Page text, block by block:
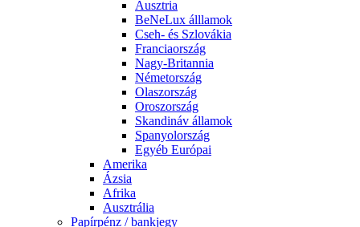
Ausztria
BeNeLux álllamok
Cseh- és Szlovákia
Franciaország
Nagy-Britannia
Németország
Olaszország
Oroszország
Skandináv államok
Spanyolország
Egyéb Európai
Amerika
Ázsia
Afrika
Ausztrália
Papírpénz / bankjegy